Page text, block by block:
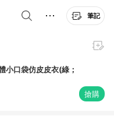
筆記
小口袋仿皮皮衣(綠；
搶購